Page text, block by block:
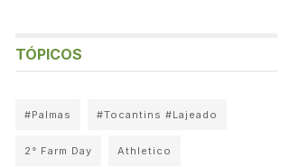
TÓPICOS
#Palmas #Tocantins #Lajeado
2° Farm Day Athletico